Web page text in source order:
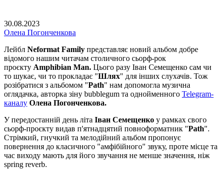
30.08.2023
Олена Погонченкова
Лейбл Neformat Family представляє новий альбом добре
відомого нашим читачам столичного сьорф-рок
проєкту Amphibian Man. Цього разу Іван Семещенко сам чи
то шукає, чи то прокладає "Шлях" для інших слухачів. Тож
розібратися з альбомом "Path" нам допомогла музична
оглядачка, авторка зіну bubblegum та однойменного Telegram-
каналу Олена Погонченкова.
У передостанній день літа Іван Семещенко у рамках свого
сьорф-проєкту видав п'ятнадцятий повноформатник "Path".
Стрімкий, гнучкий та мелодійний альбом пропонує
повернення до класичного "амфібійного" звуку, проте місце та
час виходу мають для його звучання не менше значення, ніж
spring reverb.